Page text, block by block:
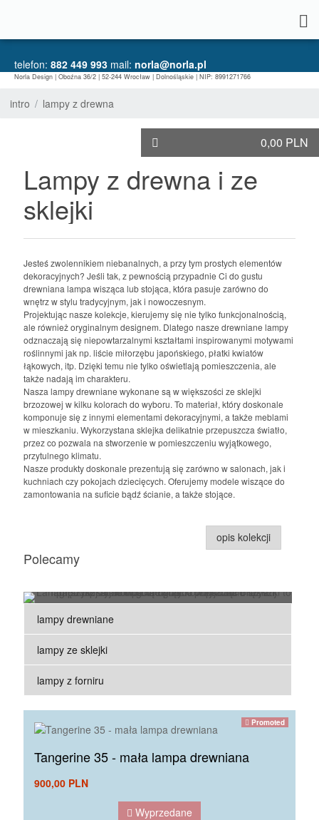
telefon: 882 449 993 mail: norla@norla.pl
Norla Design | Oboźna 36/2 | 52-244 Wrocław | Dolnośląskie | NIP: 8991271766
intro lampy z drewna
0,00 PLN
Lampy z drewna i ze
sklejki
Jesteś zwolennikiem niebanalnych, a przy tym prostych elementów
dekoracyjnych? Jeśli tak, z pewnością przypadnie Ci do gustu
drewniana lampa wisząca lub stojąca, która pasuje zarówno do
wnętrz w stylu tradycyjnym, jak i nowoczesnym.
Projektując nasze kolekcje, kierujemy się nie tylko funkcjonalnością,
ale również oryginalnym designem. Dlatego nasze drewniane lampy
odznaczają się niepowtarzalnymi kształtami inspirowanymi motywami
roślinnymi jak np. liście miłorzębu japońskiego, płatki kwiatów
łąkowych, itp. Dzięki temu nie tylko oświetlają pomieszczenia, ale
także nadają im charakteru.
Nasza lampy drewniane wykonane są w większości ze sklejki
brzozowej w kilku kolorach do wyboru. To materiał, który doskonale
komponuje się z innymi elementami dekoracyjnymi, a także meblami
w mieszkaniu. Wykorzystana sklejka delikatnie przepuszcza światło,
przez co pozwala na stworzenie w pomieszczeniu wyjątkowego,
przytulnego klimatu.
Nasze produkty doskonale prezentują się zarówno w salonach, jak i
kuchniach czy pokojach dziecięcych. Oferujemy modele wiszące do
zamontowania na suficie bądź ścianie, a także stojące.
opis kolekcji
Polecamy
Lampa drewniana Aiko
Lampa szyszka. Doskonałe proporcje, naturalne
materiały i kształt nawiązujący do zamkniętej
szyszki. Lampa pięknie wygląda zarówno w nocy
przy włączonym świetle jak i w dzień gdy nie
świeci ale uwodzi swoim kształtem.
lampy drewniane
lampy ze sklejki
lampy z forniru
Promoted
Tangerine 35 - mała lampa drewniana
900,00 PLN
Wyprzedane